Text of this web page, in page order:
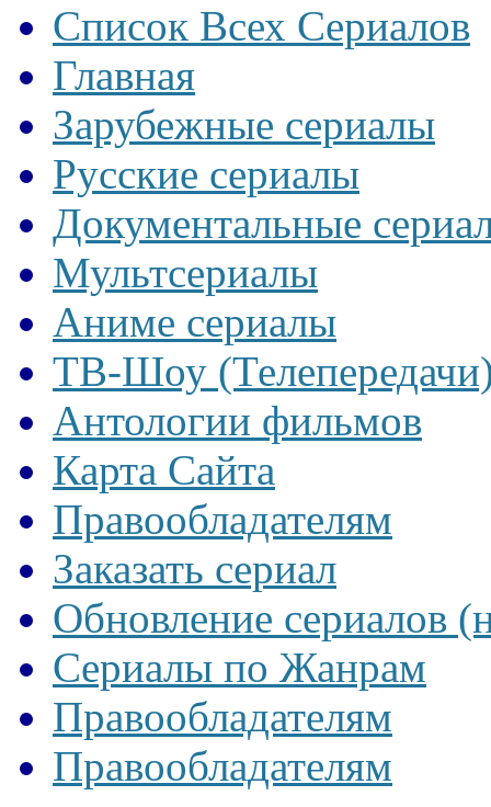
Список Всех Сериалов
Главная
Зарубежные сериалы
Русские сериалы
Документальные
Мультсериалы
Аниме сериалы
ТВ-Шоу
Антологии фильмов
Карта Сайта
Правообладателям
Заказать сериал
Обновление сериалов
Сериалы по Жанрам
Правообладателям
Правообладателям